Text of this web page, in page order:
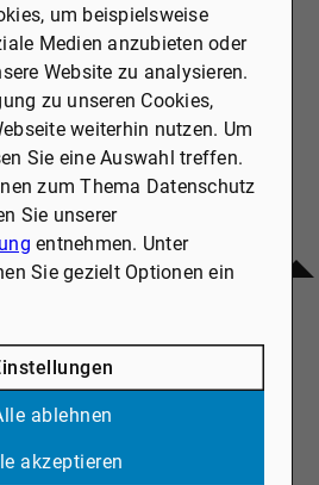
503.1 kWh / (m²*a)
D E
1.990.000 €
um beispielsweise
Medien anzubieten oder
Website zu analysieren.
zu unseren Cookies,
weiterhin nutzen. Um
Sie eine Auswahl treffen.
zum Thema Datenschutz
Sie unserer
entnehmen. Unter
Sie gezielt Optionen ein
ablehnen
akzeptieren